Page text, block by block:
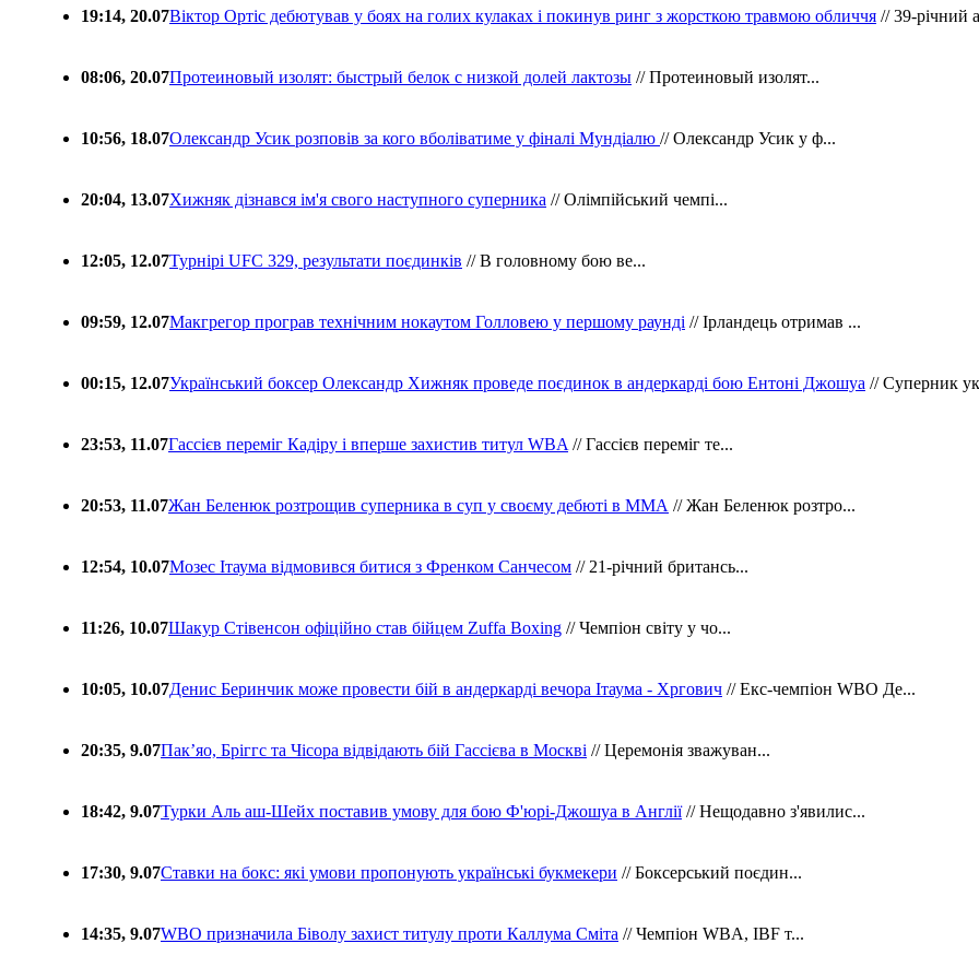
19:14, 20.07Віктор Ортіс дебютував у боях на голих кулаках і покинув ринг з жорсткою травмою обличчя // 39-річний
08:06, 20.07Протеиновый изолят: быстрый белок с низкой долей лактозы // Протеиновый изолят...
10:56, 18.07Олександр Усик розповів за кого вболіватиме у фіналі Мундіалю // Олександр Усик у ф...
20:04, 13.07Хижняк дізнався ім'я свого наступного суперника // Олімпійський чемпі...
12:05, 12.07Турнірі UFC 329, результати поєдинків // В головному бою ве...
09:59, 12.07Макгрегор програв технічним нокаутом Голловею у першому раунді // Ірландець отримав ...
00:15, 12.07Український боксер Олександр Хижняк проведе поєдинок в андеркарді бою Ентоні Джошуа // Суперник
23:53, 11.07Гассієв переміг Кадіру і вперше захистив титул WBA // Гассієв переміг те...
20:53, 11.07Жан Беленюк розтрощив суперника в суп у своєму дебюті в ММА // Жан Беленюк розтро...
12:54, 10.07Мозес Ітаума відмовився битися з Френком Санчесом // 21-річний британсь...
11:26, 10.07Шакур Стівенсон офіційно став бійцем Zuffa Boxing // Чемпіон світу у чо...
10:05, 10.07Денис Беринчик може провести бій в андеркарді вечора Ітаума - Хргович // Екс-чемпіон WBO Де...
20:35, 9.07Пакʼяо, Бріггс та Чісора відвідають бій Гассієва в Москві // Церемонія зважуван...
18:42, 9.07Турки Аль аш-Шейх поставив умову для бою Ф'юрі-Джошуа в Англії// Нещодавно з'явилис...
17:30, 9.07Ставки на бокс: які умови пропонують українські букмекери // Боксерський поєдин...
14:35, 9.07WBO призначила Біволу захист титулу проти Каллума Сміта // Чемпіон WBA, IBF т...